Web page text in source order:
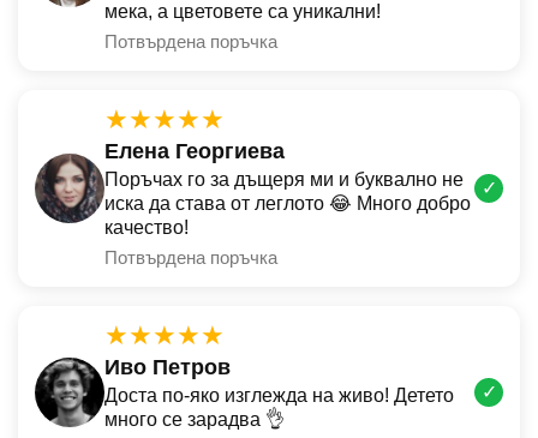
мека, а цветовете са уникални!
Потвърдена поръчка
★★★★★
Елена Георгиева
Поръчах го за дъщеря ми и буквално не
иска да става от леглото 😂 Много добро
качество!
Потвърдена поръчка
✓
★★★★★
Иво Петров
Доста по-яко изглежда на живо! Детето
много се зарадва 👌
✓